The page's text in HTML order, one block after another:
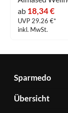
ab 18,34 €
UVP 29.26 €*
inkl. MwSt.
Sparmedo
Über
Sparmedo
Übersicht